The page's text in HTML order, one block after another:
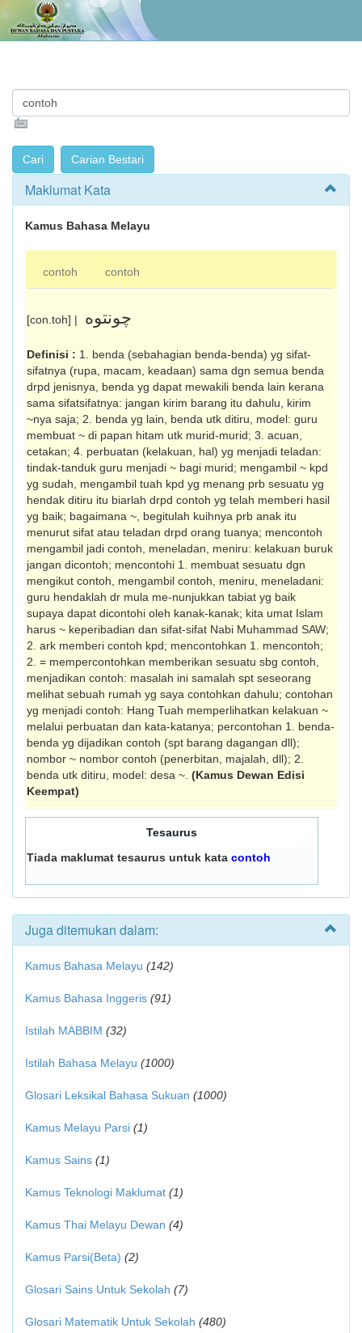
Maklumat Kata
Kamus Bahasa Melayu
contoh contoh
[con.toh] | چونتوه
Definisi : 1. benda (sebahagian benda-benda) yg sifat-
sifatnya (rupa, macam, keadaan) sama dgn semua benda
drpd jenisnya, benda yg dapat mewakili benda lain kerana
sama sifat­sifatnya: jangan kirim barang itu dahulu, kirim
~nya saja; 2. benda yg lain, benda utk ditiru, model: guru
membuat ~ di papan hitam utk murid-murid; 3. acuan,
cetakan; 4. perbuatan (kelakuan, hal) yg menjadi teladan:
tindak-tanduk guru menjadi ~ bagi murid; mengambil ~ kpd
yg sudah, mengambil tuah kpd yg menang prb sesuatu yg
hendak ditiru itu biarlah drpd contoh yg telah memberi hasil
yg baik; bagaimana ~, begitulah kuihnya prb anak itu
menurut sifat atau teladan drpd orang tuanya; mencontoh
mengambil jadi contoh, menela­dan, meniru: kelakuan buruk
jangan dicontoh; mencontohi 1. membuat sesuatu dgn
meng­ikut contoh, mengambil contoh, meniru, meneladani:
guru hendaklah dr mula me-nunjukkan tabiat yg baik
supaya dapat dicontohi oleh kanak-kanak; kita umat Islam
harus ~ keperibadian dan sifat-sifat Nabi Muhammad SAW;
2. ark memberi contoh kpd; mencontohkan 1. mencontoh;
2. = mempercontohkan memberikan sesuatu sbg contoh,
menjadikan contoh: masalah ini samalah spt seseorang
melihat sebuah rumah yg saya contohkan dahulu; contohan
yg menjadi contoh: Hang Tuah memperlihatkan kelakuan ~
melalui perbuatan dan kata-katanya; percontohan 1. benda-
benda yg dijadikan contoh (spt barang dagangan dll);
nombor ~ nombor contoh (penerbitan, majalah, dll); 2.
benda utk ditiru, model: desa ~. (Kamus Dewan Edisi
Keempat)
Tesaurus
Tiada maklumat tesaurus untuk kata contoh
Juga ditemukan dalam:
Kamus Bahasa Melayu (142)
Kamus Bahasa Inggeris (91)
Istilah MABBIM (32)
Istilah Bahasa Melayu (1000)
Glosari Leksikal Bahasa Sukuan (1000)
Kamus Melayu Parsi (1)
Kamus Sains (1)
Kamus Teknologi Maklumat (1)
Kamus Thai Melayu Dewan (4)
Kamus Parsi(Beta) (2)
Glosari Sains Untuk Sekolah (7)
Glosari Matematik Untuk Sekolah (480)